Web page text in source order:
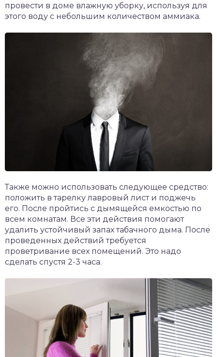
провести в доме влажную уборку, используя для
этого воду с небольшим количеством аммиака.
Также можно использовать следующее средство:
положить в тарелку лавровый лист и поджечь
его. После пройтись с дымящейся емкостью по
всем комнатам. Все эти действия помогают
удалить устойчивый запах табачного дыма. После
проведенных действий требуется
проветривание всех помещений. Это надо
сделать спустя 2-3 часа.